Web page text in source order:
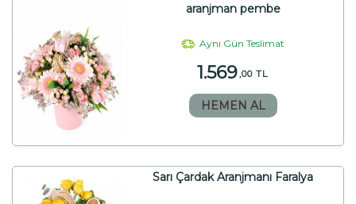
aranjman pembe
Aynı Gün Teslimat
1.569 ,00 TL
HEMEN AL
Sarı Çardak Aranjmanı Faralya